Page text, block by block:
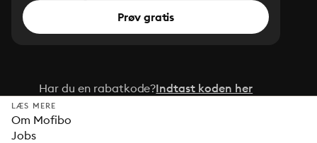
Prøv gratis
Har du en rabatkode?Indtast koden her
LÆS MERE
Om Mofibo
Jobs